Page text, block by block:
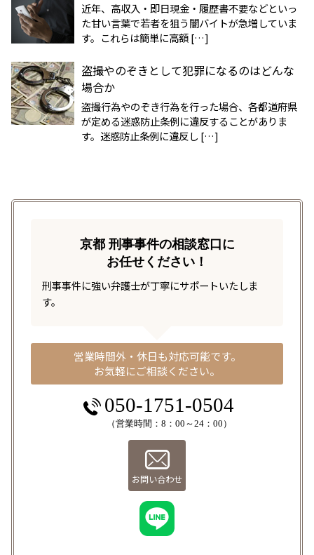
近年、高収入・即日現金・履歴書不要などといっ
た甘い言葉で若者を狙う闇バイトが急増していま
す。これらは簡単に高額 […]
盗撮やのぞきとして犯罪になるのはどんな
場合か
盗撮行為やのぞき行為を行った場合、各都道府県
が定める迷惑防止条例に違反することがありま
す。迷惑防止条例に違反し […]
京都 刑事事件の相談窓口に
お任せください！
刑事事件に強い弁護士が丁寧にサポートいたしま
す。
営業時間外・休日も対応可能です。
お気軽にご相談ください。
050-1751-0504
（営業時間：8：00～24：00）
お問い合わせ